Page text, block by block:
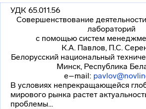
УДК 65.011.56
Совершенствование
лабораторий
с помощью систем
К.А. Павлов, П.С.
Белорусский национальный
Минск, Республика
e–mail:
В условиях непрекращающейся
мирового рынка растет
проблемы…